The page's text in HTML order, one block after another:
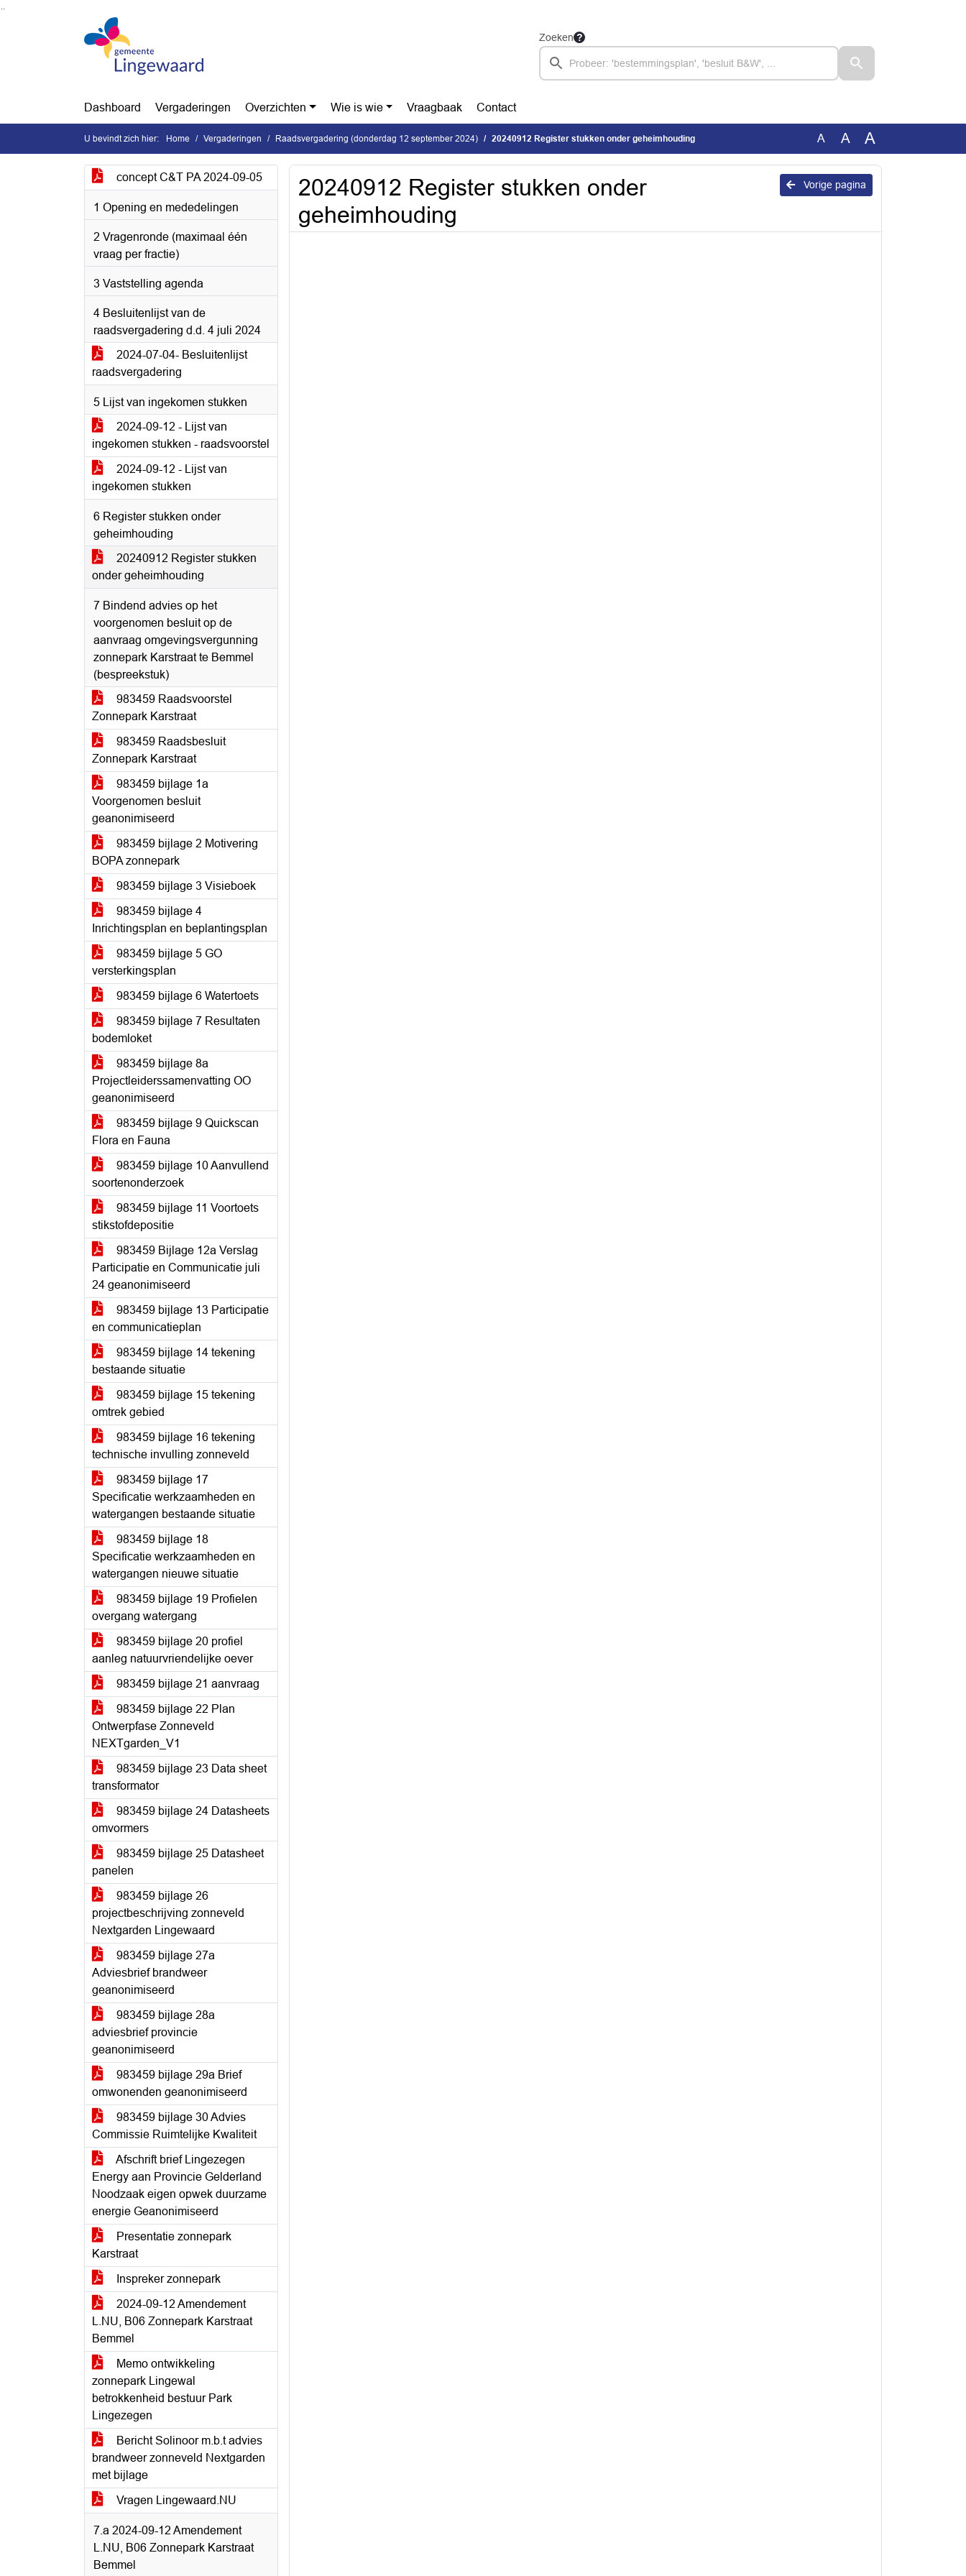
Ga naar de inhoud van deze pagina
Zoeken
Dashboard Vergaderingen Overzichten Wie is wie Vraagbaak Contact
U bevindt zich hier: Home Vergaderingen Raadsvergadering (donderdag 12 september 2024) 20240912 Register stukken onder geheimhouding A A A
concept C&T PA 2024-09-05
1 Opening en mededelingen
2 Vragenronde (maximaal één
vraag per fractie)
3 Vaststelling agenda
4 Besluitenlijst van de
raadsvergadering d.d. 4 juli 2024
2024-07-04- Besluitenlijst
raadsvergadering
5 Lijst van ingekomen stukken
2024-09-12 - Lijst van
ingekomen stukken - raadsvoorstel
2024-09-12 - Lijst van
ingekomen stukken
6 Register stukken onder
geheimhouding
20240912 Register stukken
onder geheimhouding
7 Bindend advies op het
voorgenomen besluit op de
aanvraag omgevingsvergunning
zonnepark Karstraat te Bemmel
(bespreekstuk)
983459 Raadsvoorstel
Zonnepark Karstraat
983459 Raadsbesluit
Zonnepark Karstraat
983459 bijlage 1a
Voorgenomen besluit
geanonimiseerd
983459 bijlage 2 Motivering
BOPA zonnepark
983459 bijlage 3 Visieboek
983459 bijlage 4
Inrichtingsplan en beplantingsplan
983459 bijlage 5 GO
versterkingsplan
983459 bijlage 6 Watertoets
983459 bijlage 7 Resultaten
bodemloket
983459 bijlage 8a
Projectleiderssamenvatting OO
geanonimiseerd
983459 bijlage 9 Quickscan
Flora en Fauna
983459 bijlage 10 Aanvullend
soortenonderzoek
983459 bijlage 11 Voortoets
stikstofdepositie
983459 Bijlage 12a Verslag
Participatie en Communicatie juli
24 geanonimiseerd
983459 bijlage 13 Participatie
en communicatieplan
983459 bijlage 14 tekening
bestaande situatie
983459 bijlage 15 tekening
omtrek gebied
983459 bijlage 16 tekening
technische invulling zonneveld
983459 bijlage 17
Specificatie werkzaamheden en
watergangen bestaande situatie
983459 bijlage 18
Specificatie werkzaamheden en
watergangen nieuwe situatie
983459 bijlage 19 Profielen
overgang watergang
983459 bijlage 20 profiel
aanleg natuurvriendelijke oever
983459 bijlage 21 aanvraag
983459 bijlage 22 Plan
Ontwerpfase Zonneveld
NEXTgarden_V1
983459 bijlage 23 Data sheet
transformator
983459 bijlage 24 Datasheets
omvormers
983459 bijlage 25 Datasheet
panelen
983459 bijlage 26
projectbeschrijving zonneveld
Nextgarden Lingewaard
983459 bijlage 27a
Adviesbrief brandweer
geanonimiseerd
983459 bijlage 28a
adviesbrief provincie
geanonimiseerd
983459 bijlage 29a Brief
omwonenden geanonimiseerd
983459 bijlage 30 Advies
Commissie Ruimtelijke Kwaliteit
Afschrift brief Lingezegen
Energy aan Provincie Gelderland
Noodzaak eigen opwek duurzame
energie Geanonimiseerd
Presentatie zonnepark
Karstraat
Inspreker zonnepark
2024-09-12 Amendement
L.NU, B06 Zonnepark Karstraat
Bemmel
Memo ontwikkeling
zonnepark Lingewal
betrokkenheid bestuur Park
Lingezegen
Bericht Solinoor m.b.t advies
brandweer zonneveld Nextgarden
met bijlage
Vragen Lingewaard.NU
7.a 2024-09-12 Amendement
L.NU, B06 Zonnepark Karstraat
Bemmel
Vorige pagina
20240912 Register stukken onder
geheimhouding